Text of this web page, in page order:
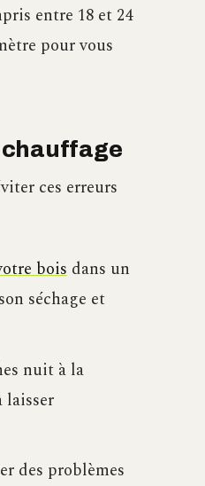
entre 18 et 24
pour vous
chauffage
ces erreurs
boisdans un
séchage et
nuit à la
laisser
des problèmes